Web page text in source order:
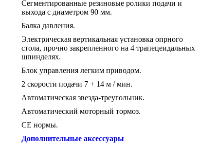
Сегментированные резиновые ролики подачи и
выхода с диаметром 90 мм.
Балка давления.
Электрическая вертикальная установка опрного
стола, прочно закрепленного на 4 трапецеидальных
шпинделях.
Блок управления легким приводом.
2 скорости подачи 7 + 14 м / мин.
Автоматическая звезда-треугольник.
Автоматический моторный тормоз.
CE нормы.
Дополнительные аксессуары